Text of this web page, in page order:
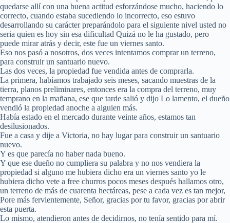
quedarse allí con una buena actitud esforzándose mucho, haciendo lo
correcto, cuando estaba sucediendo lo incorrecto, eso estuvo
desarrollando su carácter preparándolo para el siguiente nivel usted no
seria quien es hoy sin esa dificultad Quizá no le ha gustado, pero
puede mirar atrás y decir, este fue un viernes santo.
Eso nos pasó a nosotros, dos veces intentamos comprar un terreno,
para construir un santuario nuevo.
Las dos veces, la propiedad fue vendida antes de comprarla.
La primera, habíamos trabajado seis meses, sacando muestras de la
tierra, planos preliminares, entonces era la compra del terreno, muy
temprano en la mañana, ese que tarde salió y dijo Lo lamento, el dueño
vendió la propiedad anoche a alguien más.
Había estado en el mercado durante veinte años, estamos tan
desilusionados.
Fue a casa y dije a Victoria, no hay lugar para construir un santuario
nuevo.
Y es que parecía no haber nada bueno.
Y que ese dueño no cumpliera su palabra y no nos vendiera la
propiedad si alguno me hubiera dicho era un viernes santo yo le
hubiera dicho vete a free churros pocos meses después hallamos otro,
un terreno de más de cuarenta hectáreas, pese a cada vez es tan mejor,
Pore más fervientemente, Señor, gracias por tu favor, gracias por abrir
esta puerta.
Lo mismo, atendieron antes de decidirnos, no tenía sentido para mí.